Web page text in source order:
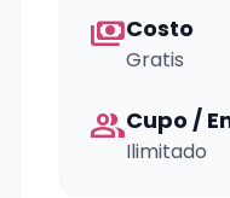
paymentsCosto
Gratis
groupCupo /
Ilimitado